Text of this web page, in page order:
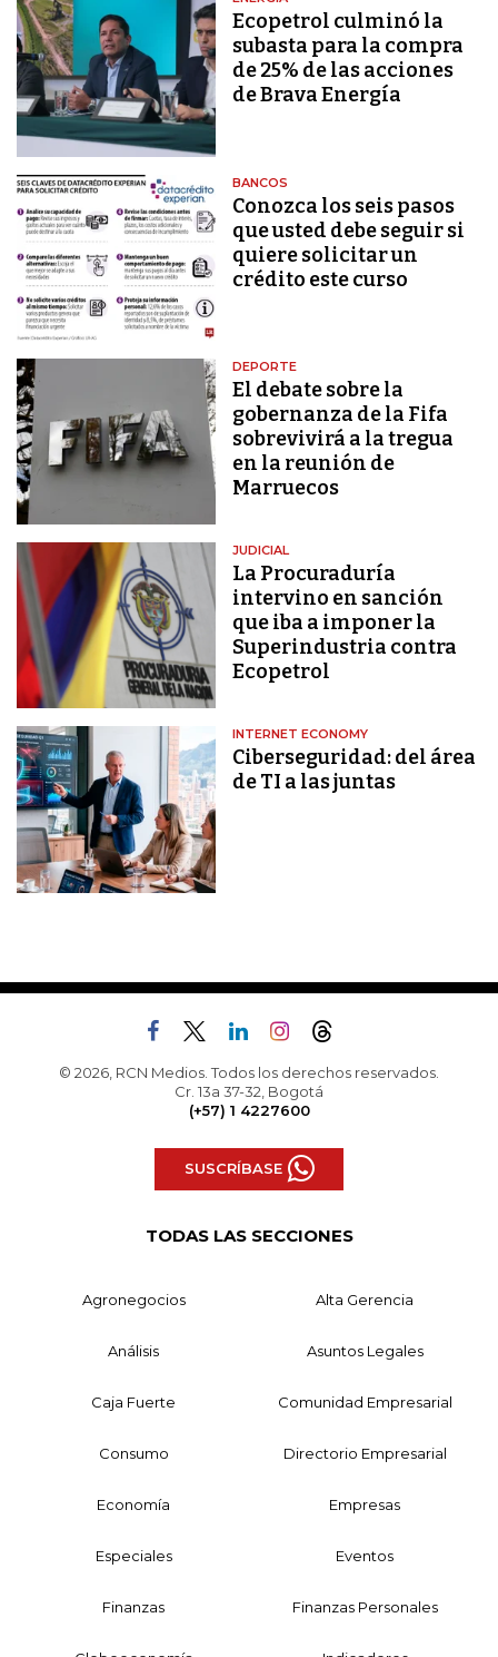
Ecopetrol culminó la
subasta para la compra
de 25% de las acciones
de Brava Energía
BANCOS
Conozca los seis pasos
que usted debe seguir si
quiere solicitar un
crédito este curso
DEPORTE
El debate sobre la
gobernanza de la Fifa
sobrevivirá a la tregua
en la reunión de
Marruecos
JUDICIAL
La Procuraduría
intervino en sanción
que iba a imponer la
Superindustria contra
Ecopetrol
INTERNET ECONOMY
Ciberseguridad: del área
de TI a las juntas
© 2026, RCN Medios. Todos los derechos reservados.
Cr. 13a 37-32, Bogotá
(+57) 1 4227600
SUSCRÍBASE
TODAS LAS SECCIONES
Agronegocios Alta Gerencia
Análisis Asuntos Legales
Caja Fuerte Comunidad Empresarial
Consumo Directorio Empresarial
Economía Empresas
Especiales Eventos
Finanzas Finanzas Personales